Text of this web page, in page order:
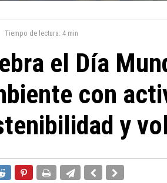
Tiempo de lectura: 4 min
el Día
con
y